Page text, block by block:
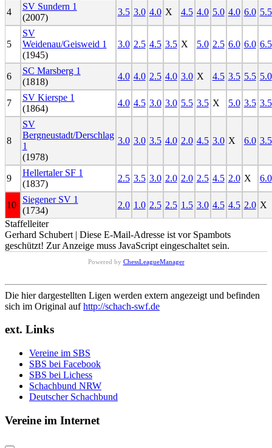
4
SV Sundern 1
(2007)
3.5 3.0 4.0 X 4.5 4.0 5.0 4.0 6.0 5.5
5
SV
Weidenau/Geisweid 1
(1945)
3.0 2.5 4.5 3.5 X 5.0 2.5 6.0 6.0 6.5
6
SC Marsberg 1
(1818)
4.0 4.0 2.5 4.0 3.0 X 4.5 3.5 5.5 5.0
7
SV Kierspe 1
(1864)
4.0 4.5 3.0 3.0 5.5 3.5 X 5.0 3.5 3.5
8
SV
Bergneustadt/Derschlag
1
(1978)
3.0 3.0 3.5 4.0 2.0 4.5 3.0 X 6.0 3.5
9
Hellertaler SF 1
(1837)
2.5 3.5 3.0 2.0 2.0 2.5 4.5 2.0 X 6.0
10
Siegener SV 1
(1734)
2.0 1.0 2.5 2.5 1.5 3.0 4.5 4.5 2.0 X
Staffelleiter
Gerhard Schubert | Diese E-Mail-Adresse ist vor Spambots
geschützt! Zur Anzeige muss JavaScript eingeschaltet sein.
Powered by ChessLeagueManager
Die hier dargestellten Ligen werden extern angezeigt und befinden
sich im Original aufhttp://schach-swf.de
ext. Links
Vereine im SBS
SBS bei Facebook
SBS bei Lichess
Schachbund NRW
Deutscher Schachbund
Vereine im Internet